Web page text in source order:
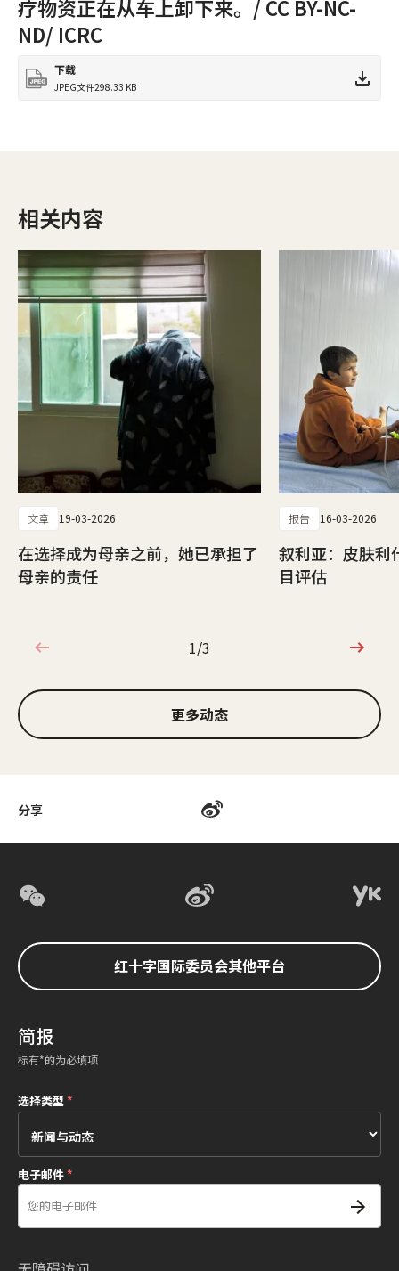
分享
疗物资正在从车上卸下来。/ CC BY-NC-
ND/ ICRC
下载
JPEG文件298.33 KB
相关内容
文章 19-03-2026
在选择成为母亲之前，她已承担了
母亲的责任
报告 16-03-2026
叙利亚：皮肤利
目评估
1/3
1/3
更多动态
红十字国际委员会其他平台
简报
标有*的为必填项
选择类型*
电子邮件*